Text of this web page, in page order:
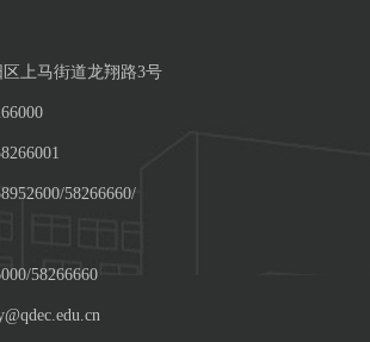
上马街道龙翔路3号
58266660/
58266660